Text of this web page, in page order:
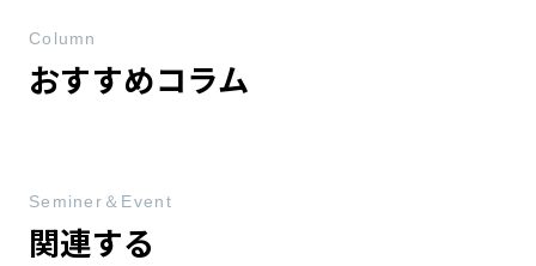
おすすめコラム
Column
関連する
Seminer＆Event